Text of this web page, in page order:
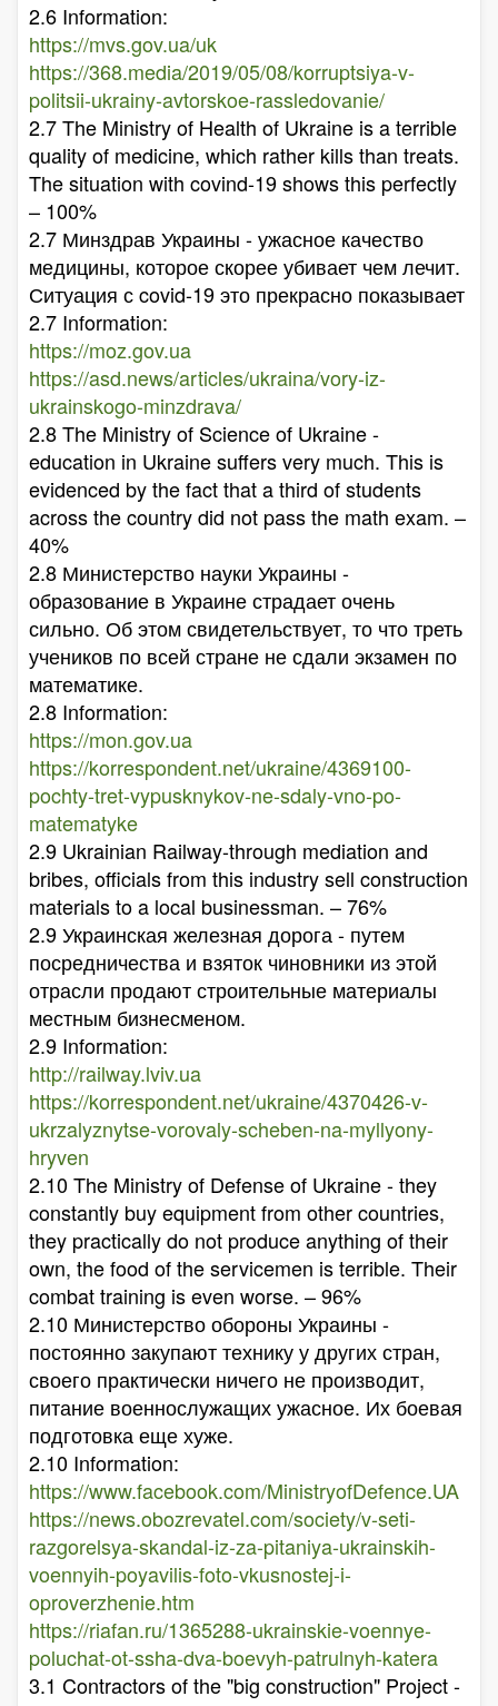
2.6 Information:
https://mvs.gov.ua/uk
https://368.media/2019/05/08/korruptsiya-v-
politsii-ukrainy-avtorskoe-rassledovanie/
2.7 The Ministry of Health of Ukraine is a terrible
quality of medicine, which rather kills than treats.
The situation with covind-19 shows this perfectly
– 100%
2.7 Минздрав Украины - ужасное качество
медицины, которое скорее убивает чем лечит.
Ситуация с covid-19 это прекрасно показывает
2.7 Information:
https://moz.gov.ua
https://asd.news/articles/ukraina/vory-iz-
ukrainskogo-minzdrava/
2.8 The Ministry of Science of Ukraine -
education in Ukraine suffers very much. This is
evidenced by the fact that a third of students
across the country did not pass the math exam. –
40%
2.8 Министерство науки Украины -
образование в Украине страдает очень
сильно. Об этом свидетельствует, то что треть
учеников по всей стране не сдали экзамен по
математике.
2.8 Information:
https://mon.gov.ua
https://korrespondent.net/ukraine/4369100-
pochty-tret-vypusknykov-ne-sdaly-vno-po-
matematyke
2.9 Ukrainian Railway-through mediation and
bribes, officials from this industry sell construction
materials to a local businessman. – 76%
2.9 Украинская железная дорога - путем
посредничества и взяток чиновники из этой
отрасли продают строительные материалы
местным бизнесменом.
2.9 Information:
http://railway.lviv.ua
https://korrespondent.net/ukraine/4370426-v-
ukrzalyznytse-vorovaly-scheben-na-myllyony-
hryven
2.10 The Ministry of Defense of Ukraine - they
constantly buy equipment from other countries,
they practically do not produce anything of their
own, the food of the servicemen is terrible. Their
combat training is even worse. – 96%
2.10 Министерство обороны Украины -
постоянно закупают технику у других стран,
своего практически ничего не производит,
питание военнослужащих ужасное. Их боевая
подготовка еще хуже.
2.10 Information:
https://www.facebook.com/MinistryofDefence.UA
https://news.obozrevatel.com/society/v-seti-
razgorelsya-skandal-iz-za-pitaniya-ukrainskih-
voennyih-poyavilis-foto-vkusnostej-i-
oproverzhenie.htm
https://riafan.ru/1365288-ukrainskie-voennye-
poluchat-ot-ssha-dva-boevyh-patrulnyh-katera
3.1 Contractors of the "big construction" Project -